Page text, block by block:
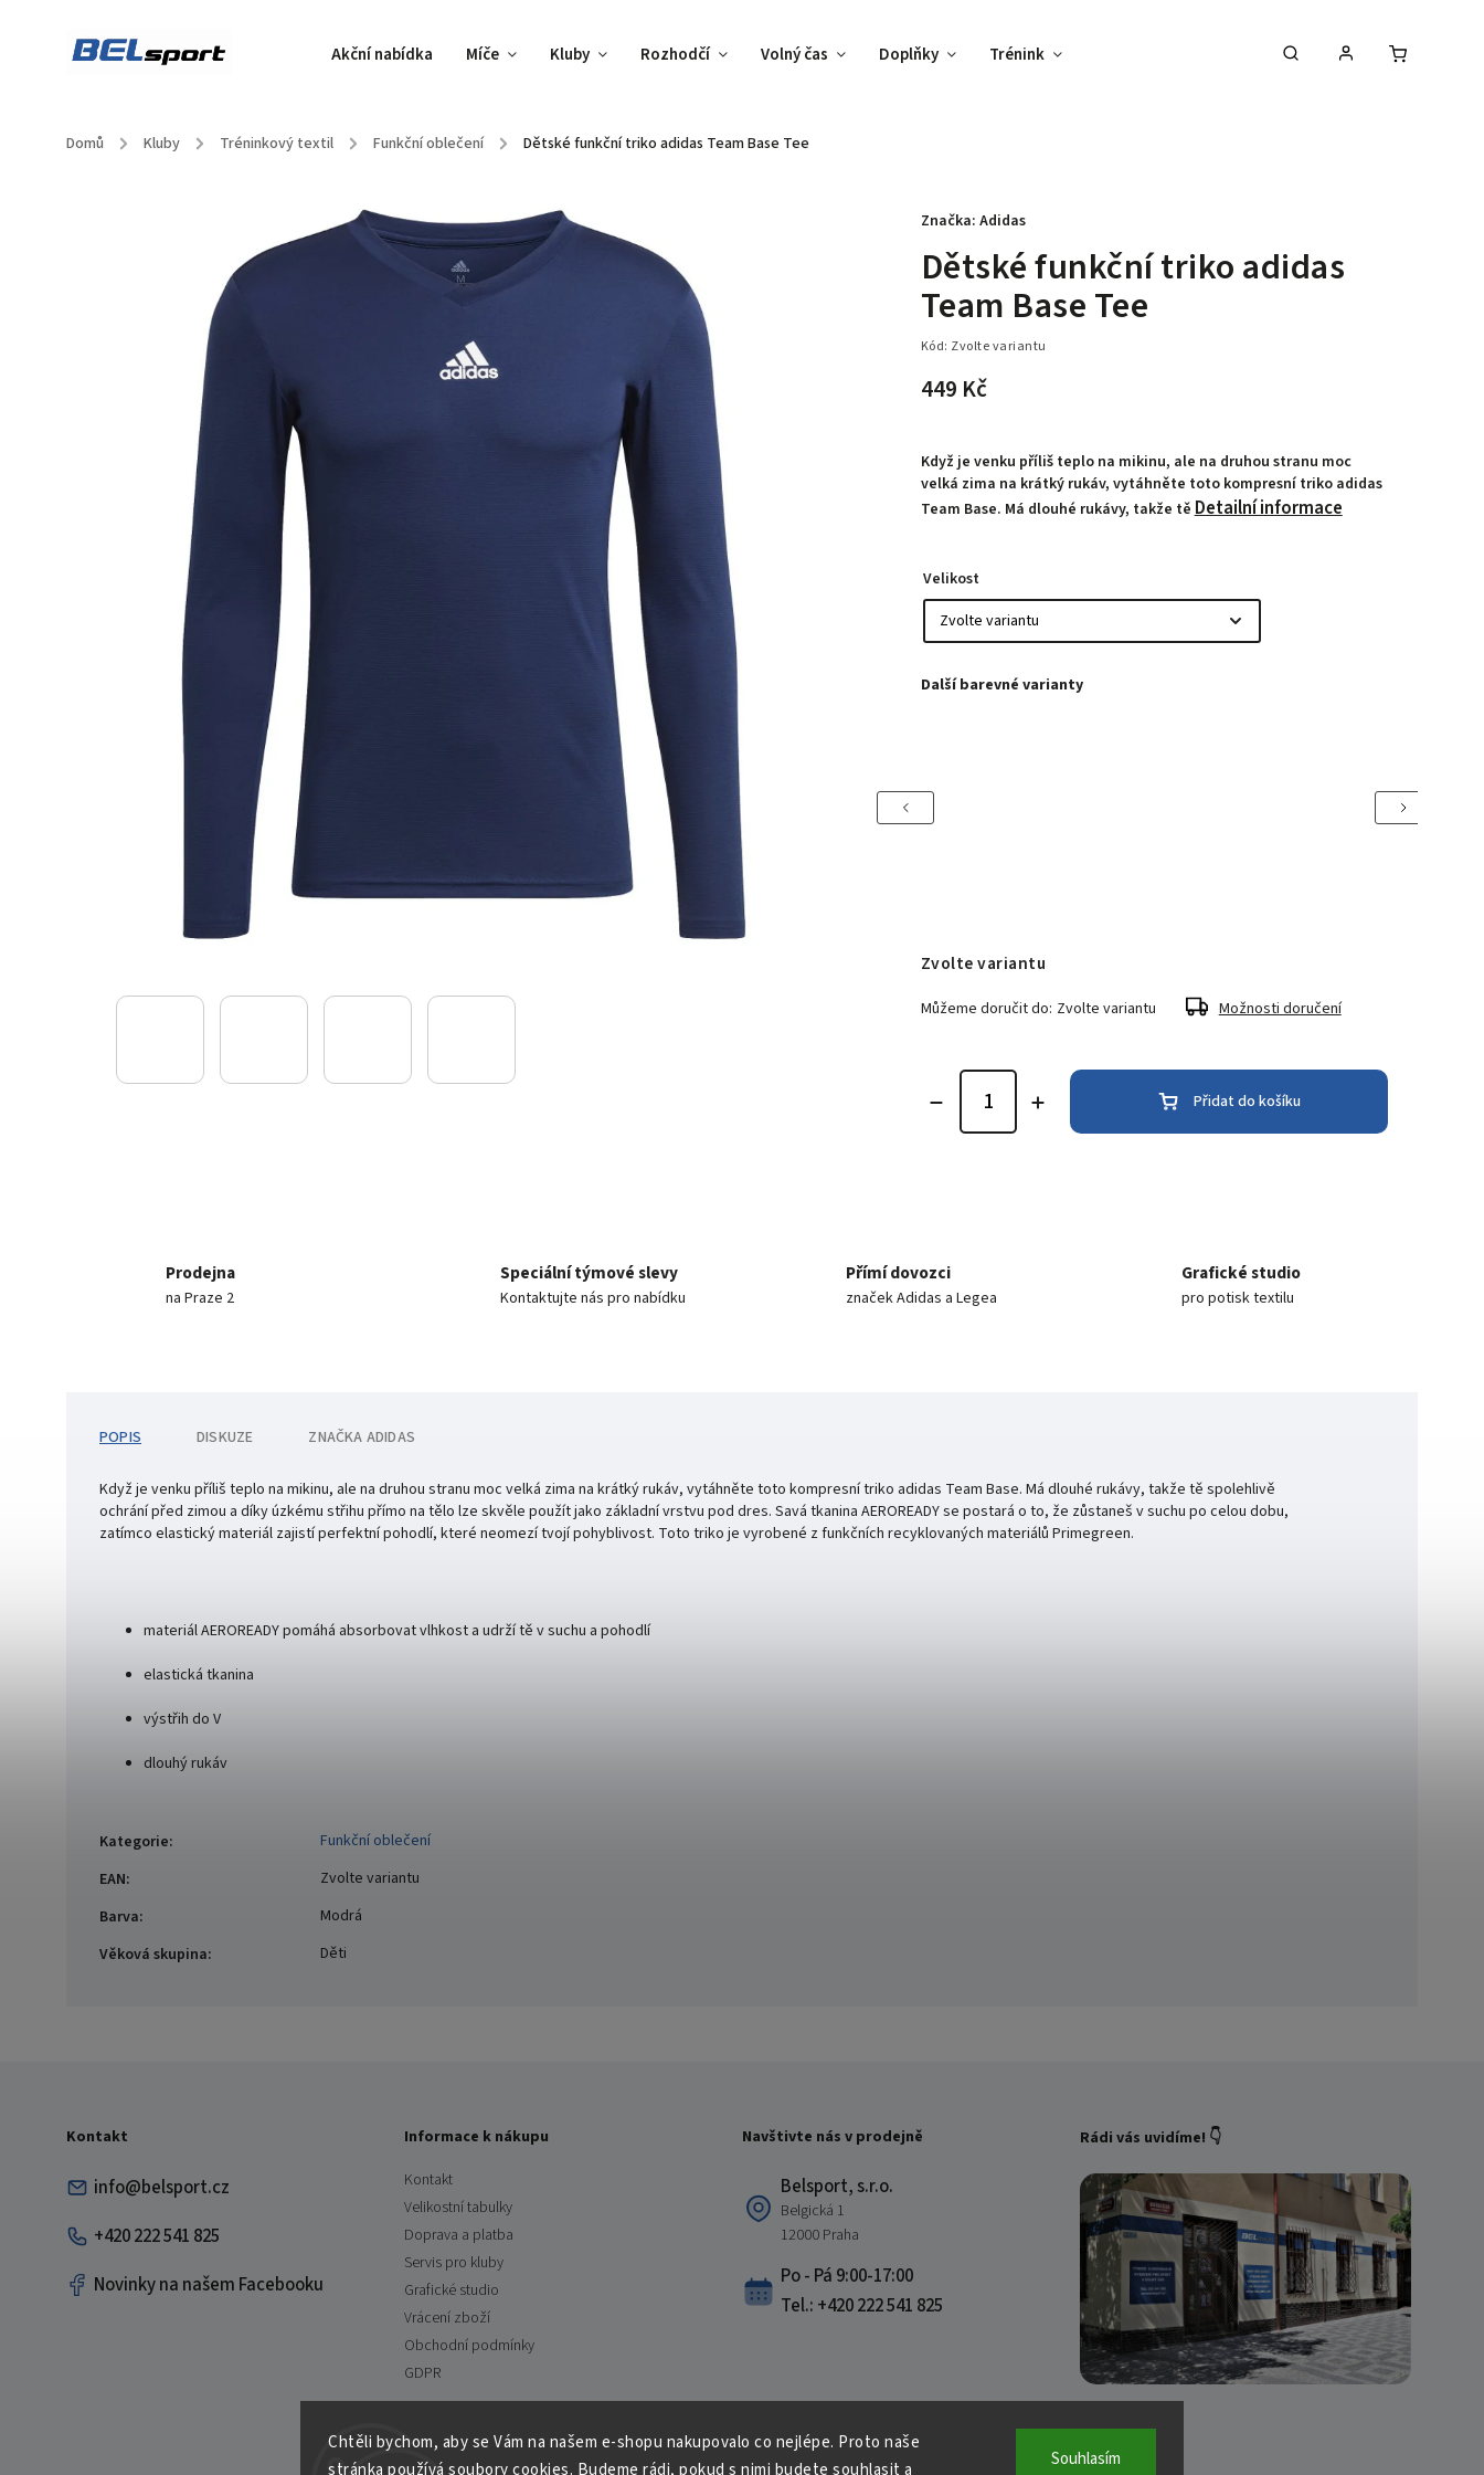
Chtěli bychom, aby se Vám na našem e-shopu nakupovalo co nejlépe. Proto naše
stránka používá soubory cookies. Budeme rádi, pokud s nimi budete souhlasit a
Souhlasím
Akční nabídka Míče Kluby Rozhodčí Volný čas Doplňky Trénink Vybav svůj tým !
Domů / Kluby / Tréninkový textil / Funkční oblečení / Dětské funkční triko adidas Team Base Tee
Dětské funkční triko adidas
Team Base Tee
Kód: Zvolte variantu
449 Kč
Když je venku příliš teplo na mikinu, ale na druhou stranu moc
velká zima na krátký rukáv, vytáhněte toto kompresní triko adidas
Team Base. Má dlouhé rukávy, takže těDetailní informace
Značka: Adidas
Velikost
Previous Next
Zvolte variantu
Můžeme doručit do: Zvolte variantu Možnosti doručení
Přidat do košíku
Prodejna
na Praze 2
Speciální týmové slevy
Kontaktujte nás pro nabídku
Přímí dovozci
značek Adidas a Legea
Grafické studio
pro potisk textilu
POPIS DISKUZE ZNAČKA ADIDAS
Když je venku příliš teplo na mikinu, ale na druhou stranu moc velká zima na krátký rukáv, vytáhněte toto kompresní triko adidas Team Base. Má dlouhé rukávy, takže tě spolehlivě
ochrání před zimou a díky úzkému střihu přímo na tělo lze skvěle použít jako základní vrstvu pod dres. Savá tkanina AEROREADY se postará o to, že zůstaneš v suchu po celou dobu,
zatímco elastický materiál zajistí perfektní pohodlí, které neomezí tvojí pohyblivost. Toto triko je vyrobené z funkčních recyklovaných materiálů Primegreen.
materiál AEROREADY pomáhá absorbovat vlhkost a udrží tě v suchu a pohodlí
elastická tkanina
výstřih do V
dlouhý rukáv
Kategorie:
Funkční oblečení
EAN:
Zvolte variantu
Barva:
Modrá
Věková skupina: Děti
Kontakt
info@belsport.cz
+420 222 541 825
Novinky na našem Facebooku
Informace k nákupu
Kontakt
Velikostní tabulky
Doprava a platba
Servis pro kluby
Grafické studio
Vrácení zboží
Obchodní podmínky
GDPR
Navštivte nás v prodejně
Belsport, s.r.o.
Belgická 1
12000 Praha
Po - Pá 9:00-17:00
Tel.: +420 222 541 825
Rádi vás uvidíme! 👇
Copyright 2026Belsport.cz. Všechna práva vyhrazena.